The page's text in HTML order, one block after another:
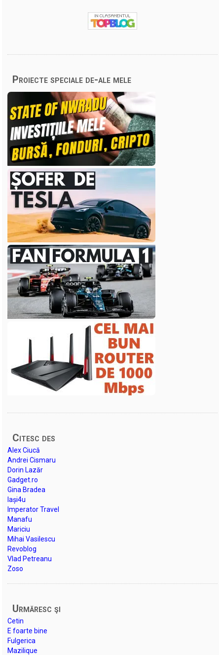
Proiecte speciale de-ale mele
Citesc des
Alex Ciucă
Andrei Cismaru
Dorin Lazăr
Gadget.ro
Gina Bradea
Iași4u
Imperator Travel
Manafu
Mariciu
Mihai Vasilescu
Revoblog
Vlad Petreanu
Zoso
Urmăresc şi
Cetin
E foarte bine
Fulgerica
Mazilique